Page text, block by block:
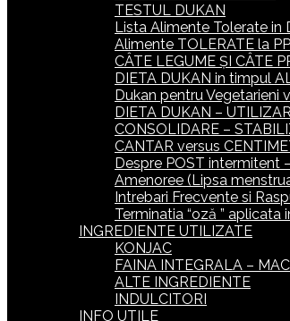
TESTUL DUKAN
Lista Alimente Tolerate in
Alimente TOLERATE la
CÂTE LEGUME ȘI CÂTE
DIETA DUKAN in timpul
Dukan pentru Vegetarieni
DIETA DUKAN –
CONSOLIDARE –
CANTAR versus
Despre POST intermitent
Amenoree (Lipsa
Intrebari Frecvente si
Terminatia “oză ”
INGREDIENTE UTILIZATE
KONJAC
FAINA INTEGRALA –
ALTE INGREDIENTE
INDULCITORI
INFO UTILE